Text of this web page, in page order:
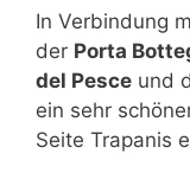
In Verbindung
der Porta
del Pesce und
ein sehr
Seite Trapanis